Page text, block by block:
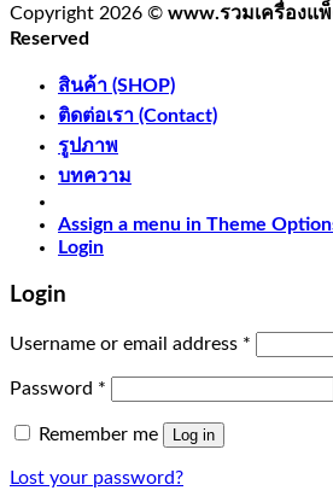
Copyright 2026 © www.รวมเครื่องแ
Reserved
สินค้า (SHOP)
ติดต่อเรา (Contact)
รูปภาพ
บทความ
Assign a menu in Theme
Login
Login
Username or email address *
Password *
Remember me Log in
Lost your password?